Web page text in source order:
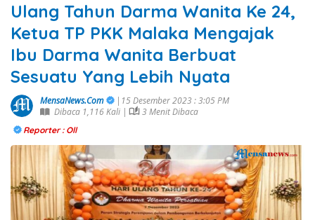
Ulang Tahun Darma Wanita Ke 24,
Ketua TP PKK Malaka Mengajak
Ibu Darma Wanita Berbuat
Sesuatu Yang Lebih Nyata
MensaNews.Com
|15 Desember 2023 : 3:05 PM
Dibaca 1,116 Kali |
3 Menit Dibaca
Reporter : Oll